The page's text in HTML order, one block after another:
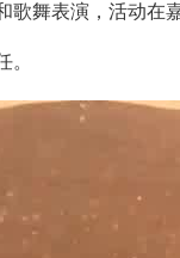
表演，活动在